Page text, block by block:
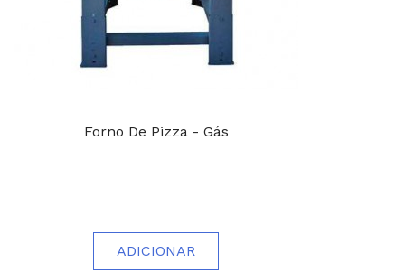
Forno De Pizza - Gás
ADICIONAR